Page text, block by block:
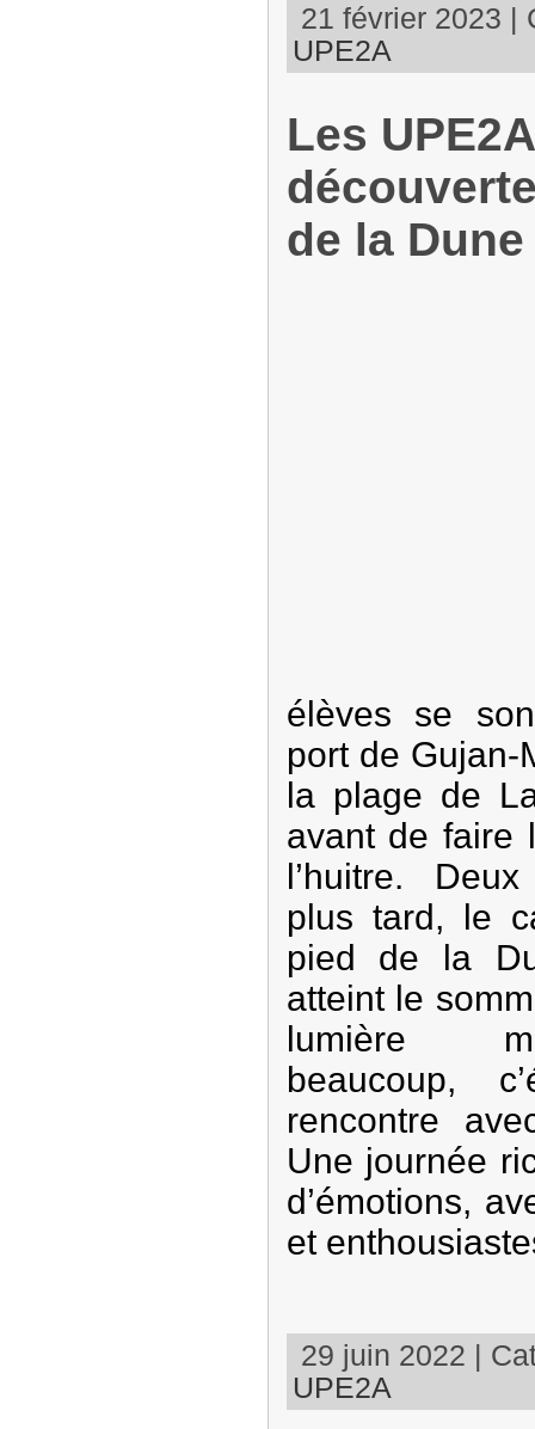
21 février 2023 |
UPE2A
Les
de la
élèves se
port de Gujan-
la plage de
avant de faire
l’huitre.
plus tard, le
pied de la
atteint le
lumière
beaucoup,
rencontre
Une journée
d’émotions,
et
29 juin 2022 |
UPE2A